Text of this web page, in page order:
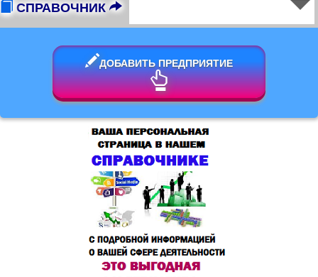
СПРАВОЧНИК
ДОБАВИТЬ ПРЕДПРИЯТИЕ